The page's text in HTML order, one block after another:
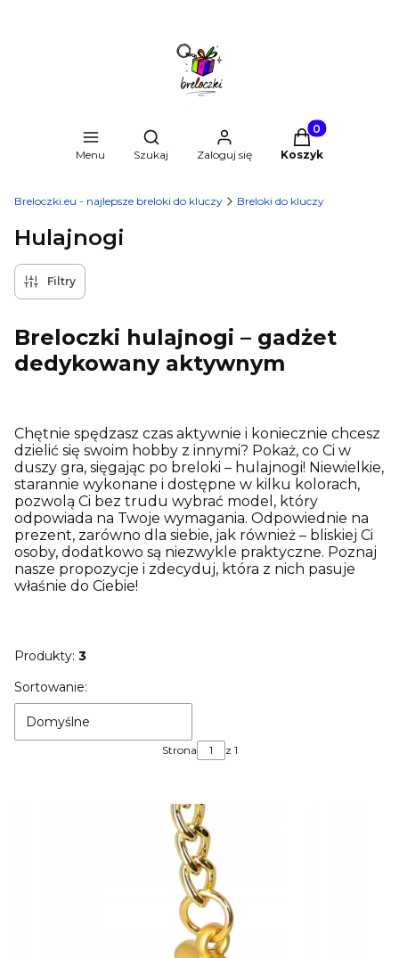
Menu
Otwórz wyszukiwarkę
Szukaj Zaloguj się
Produkty w
Koszyk
Breloczki.eu - najlepsze breloki do kluczy Breloki do kluczy
Hulajnogi
Filtry
Breloczki hulajnogi – gadżet
dedykowany aktywnym
Chętnie spędzasz czas aktywnie i koniecznie chcesz
dzielić się swoim hobby z innymi? Pokaż, co Ci w
duszy gra, sięgając po breloki – hulajnogi! Niewielkie,
starannie wykonane i dostępne w kilku kolorach,
pozwolą Ci bez trudu wybrać model, który
odpowiada na Twoje wymagania. Odpowiednie na
prezent, zarówno dla siebie, jak również – bliskiej Ci
osoby, dodatkowo są niezwykle praktyczne. Poznaj
nasze propozycje i zdecyduj, która z nich pasuje
właśnie do Ciebie!
Produkty: 3
Lista produktów
Sortowanie:
Domyślne
Strona z 1